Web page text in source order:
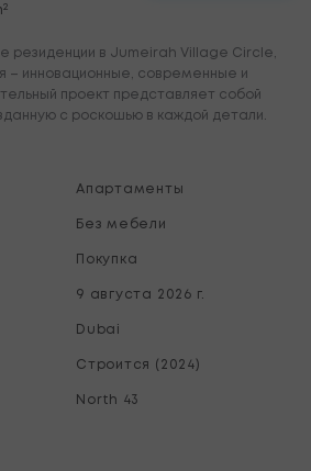
2
резиденции в Jumeirah Village Circle,
– инновационные, современные и
проект представляет собой
с роскошью в каждой детали.
Апартаменты
Без мебели
Покупка
9 августа 2026 г.
Dubai
Строится (2024)
North 43